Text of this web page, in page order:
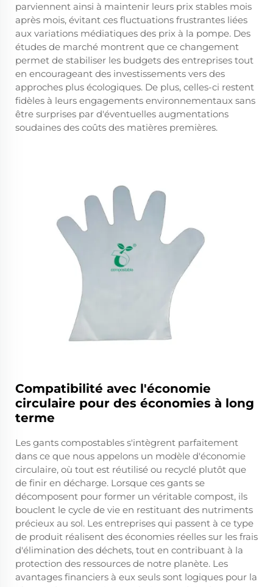
parviennent ainsi à maintenir leurs prix stables mois
après mois, évitant ces fluctuations frustrantes liées
aux variations médiatiques des prix à la pompe. Des
études de marché montrent que ce changement
permet de stabiliser les budgets des entreprises tout
en encourageant des investissements vers des
approches plus écologiques. De plus, celles-ci restent
fidèles à leurs engagements environnementaux sans
être surprises par d'éventuelles augmentations
soudaines des coûts des matières premières.
Compatibilité avec l'économie
circulaire pour des économies à long
terme
Les gants compostables s'intègrent parfaitement
dans ce que nous appelons un modèle d'économie
circulaire, où tout est réutilisé ou recyclé plutôt que
de finir en décharge. Lorsque ces gants se
décomposent pour former un véritable compost, ils
bouclent le cycle de vie en restituant des nutriments
précieux au sol. Les entreprises qui passent à ce type
de produit réalisent des économies réelles sur les frais
d'élimination des déchets, tout en contribuant à la
protection des ressources de notre planète. Les
avantages financiers à eux seuls sont logiques pour la